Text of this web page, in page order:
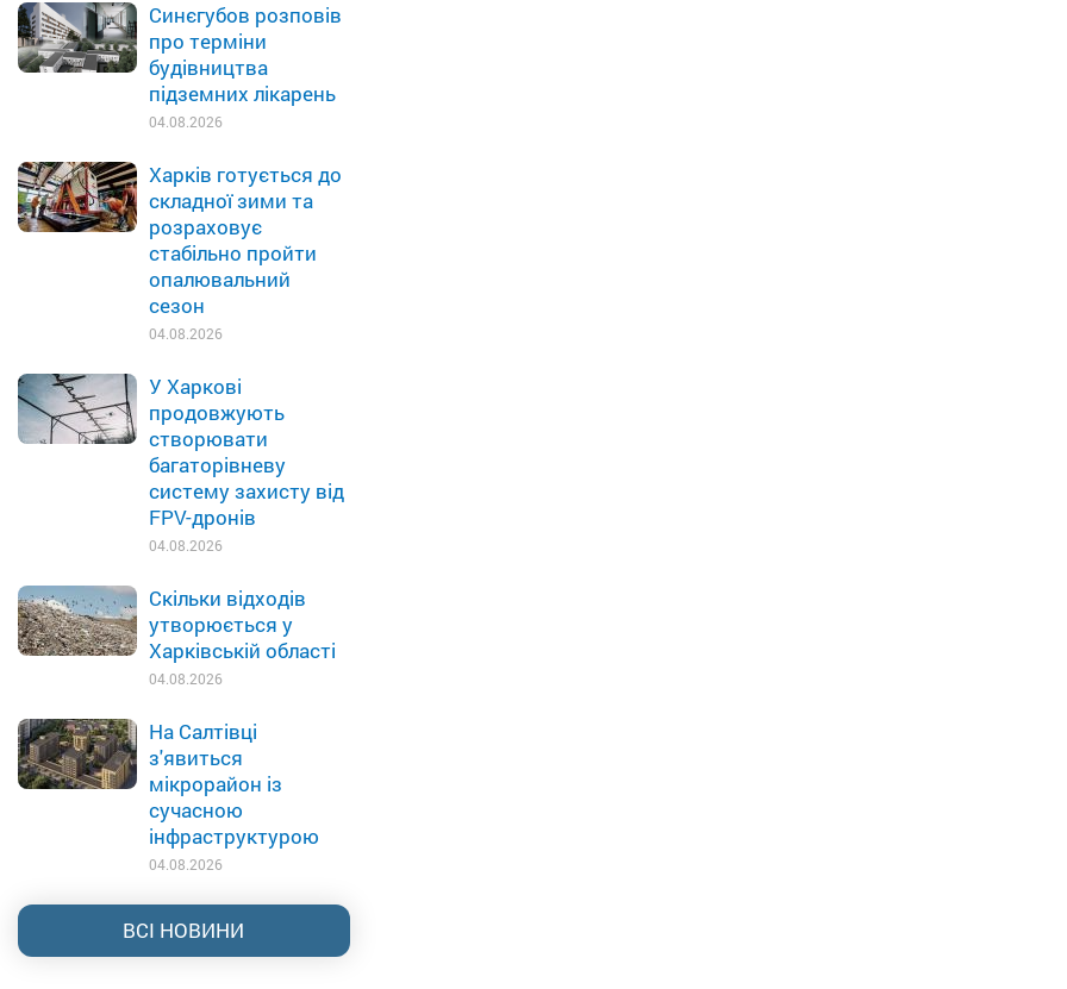
Синєгубов розповів
про терміни
будівництва
підземних лікарень
04.08.2026
Харків готується до
складної зими та
розраховує
стабільно пройти
опалювальний
сезон
04.08.2026
У Харкові
продовжують
створювати
багаторівневу
систему захисту від
FPV-дронів
04.08.2026
Скільки відходів
утворюється у
Харківській області
04.08.2026
На Салтівці
з'явиться
мікрорайон із
сучасною
інфраструктурою
04.08.2026
ВСІ НОВИНИ